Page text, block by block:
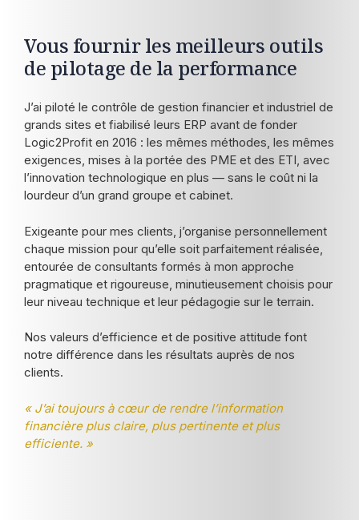
Vous fournir les meilleurs outils
de pilotage de la performance
J’ai piloté le contrôle de gestion financier et industriel de
grands sites et fiabilisé leurs ERP avant de fonder
Logic2Profit en 2016 : les mêmes méthodes, les mêmes
exigences, mises à la portée des PME et des ETI, avec
l’innovation technologique en plus — sans le coût ni la
lourdeur d’un grand groupe et cabinet.
Exigeante pour mes clients, j’organise personnellement
chaque mission pour qu’elle soit parfaitement réalisée,
entourée de consultants formés à mon approche
pragmatique et rigoureuse, minutieusement choisis pour
leur niveau technique et leur pédagogie sur le terrain.
Nos valeurs d’efficience et de positive attitude font
notre différence dans les résultats auprès de nos
clients.
« J’ai toujours à cœur de rendre l’information
financière plus claire, plus pertinente et plus
efficiente. »